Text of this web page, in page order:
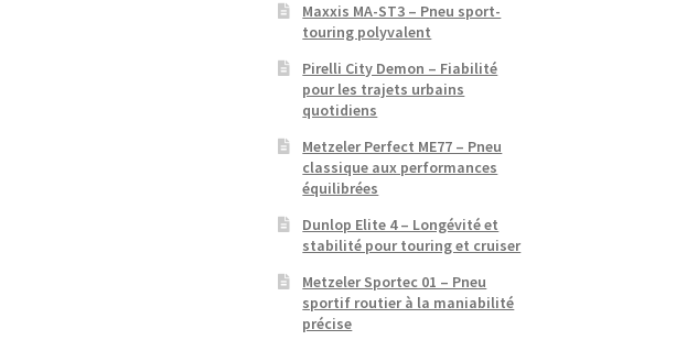
Maxxis MA-ST3 – Pneu sport-
touring polyvalent
Pirelli City Demon – Fiabilité
pour les trajets urbains
quotidiens
Metzeler Perfect ME77 – Pneu
classique aux performances
équilibrées
Dunlop Elite 4 – Longévité et
stabilité pour touring et cruiser
Metzeler Sportec 01 – Pneu
sportif routier à la maniabilité
précise